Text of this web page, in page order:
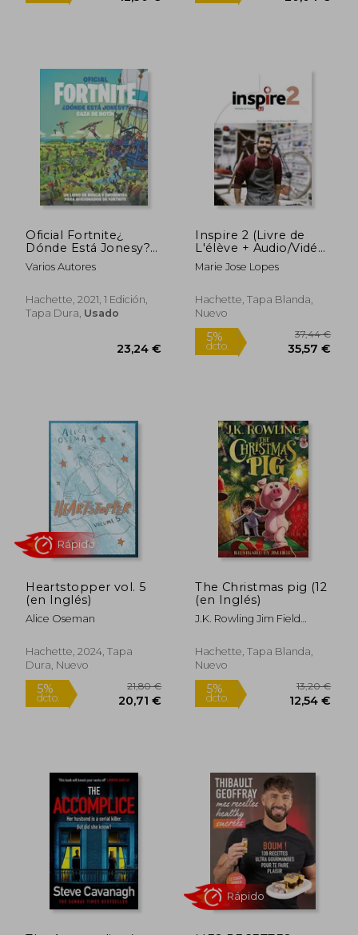
5%
dcto.
14,80 €
14,06 €
5%
dcto.
5%
dcto. 12,30 €
5%
dcto.
Oficial Fortnite¿
Dónde Está Jonesy?
Caza de Botín
Varios Autores
Hachette, 2021, 1 Edición,
Tapa Dura, Usado
Inspire 2 (Livre de
L'élève + Audio/Vidéo
+ Parcours Digital)
Marie Jose Lopes
Hachette, Tapa Blanda,
Nuevo
5%
Heartstopper vol. 5
(en Inglés)
Alice Oseman
Hachette, 2024, Tapa
Dura, Nuevo
The Christmas pig (12
(en Inglés)
J.K. Rowling Jim Field
Hachette, Tapa Blanda,
Nuevo